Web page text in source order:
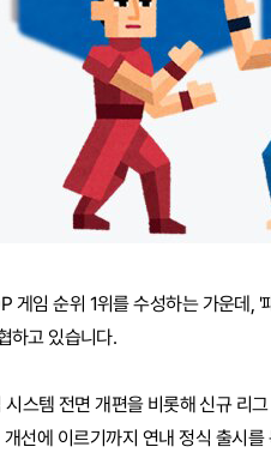
게임 순위 1위를 수성하는 가운데,
하고 있습니다.
스템 전면 개편을 비롯해 신규 리
선에 이르기까지 연내 정식 출시